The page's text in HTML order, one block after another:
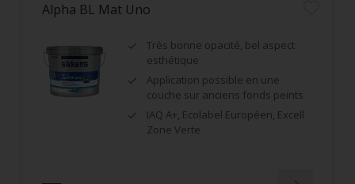
Alpha BL Mat Uno
Très bonne opacité, bel aspect
esthétique
Application possible en une
couche sur anciens fonds peints
IAQ A+, Ecolabel Européen, Excell
Zone Verte